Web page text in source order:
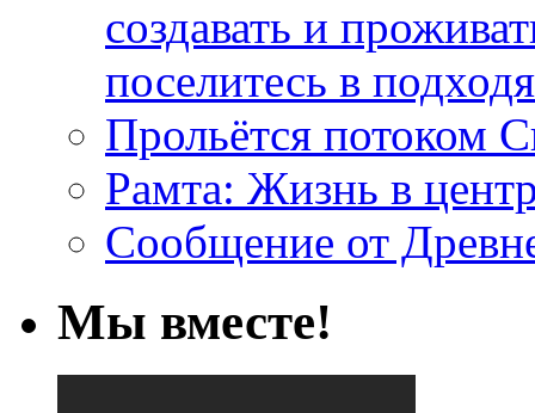
создавать и
поселитесь в
Прольётся потоком
Рамта: Жизнь в
Сообщение от
Мы вместе!